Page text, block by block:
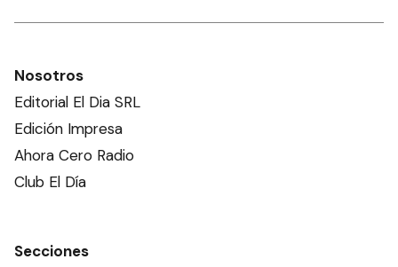
Nosotros
Editorial El Dia SRL
Edición Impresa
Ahora Cero Radio
Club El Día
Secciones